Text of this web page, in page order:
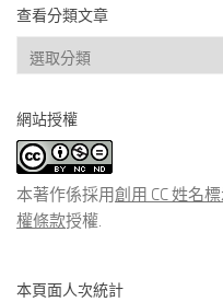
查看分類文章
查
看
類
文
章
網站授權
本著作係採用創用 CC 姓名
權條款授權.
本頁面人次統計